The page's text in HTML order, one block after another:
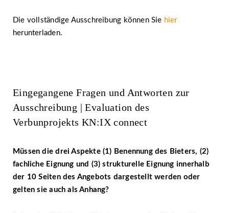
Die vollständige Ausschreibung können Sie hier
herunterladen.
Eingegangene Fragen und Antworten zur
Ausschreibung | Evaluation des
Verbunprojekts KN:IX connect
Müssen die drei Aspekte (1) Benennung des Bieters, (2)
fachliche Eignung und (3) strukturelle Eignung innerhalb
der 10 Seiten des Angebots dargestellt werden oder
gelten sie auch als Anhang?